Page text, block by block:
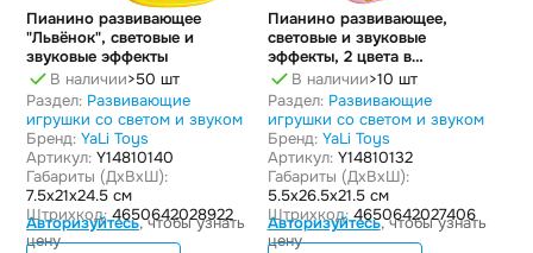
Пианино развивающее
"Львёнок", световые и
звуковые эффекты
В наличии>50 шт
Раздел: Развивающие
игрушки со светом и звуком
Бренд: YaLi Toys
Артикул: Y14810140
Габариты (ДxВxШ):
7.5x21x24.5 см
Штрихкод: 4650642028922
Авторизуйтесь, чтобы узнать
цену
Пианино развивающее,
световые и звуковые
эффекты, 2 цвета в
ассортименте
В наличии>10 шт
Раздел: Развивающие
игрушки со светом и звуком
Бренд: YaLi Toys
Артикул:Y14810132
Габариты (ДxВxШ):
5.5x26.5x21.5 см
Штрихкод:4650642027406
Авторизуйтесь, чтобы узнать
цену